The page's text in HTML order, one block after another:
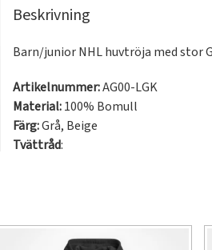
Beskrivning
Barn/junior NHL huvtröja med stor
Artikelnummer:AG00-LGK
Material:100% Bomull
Färg:Grå, Beige
Tvättråd: